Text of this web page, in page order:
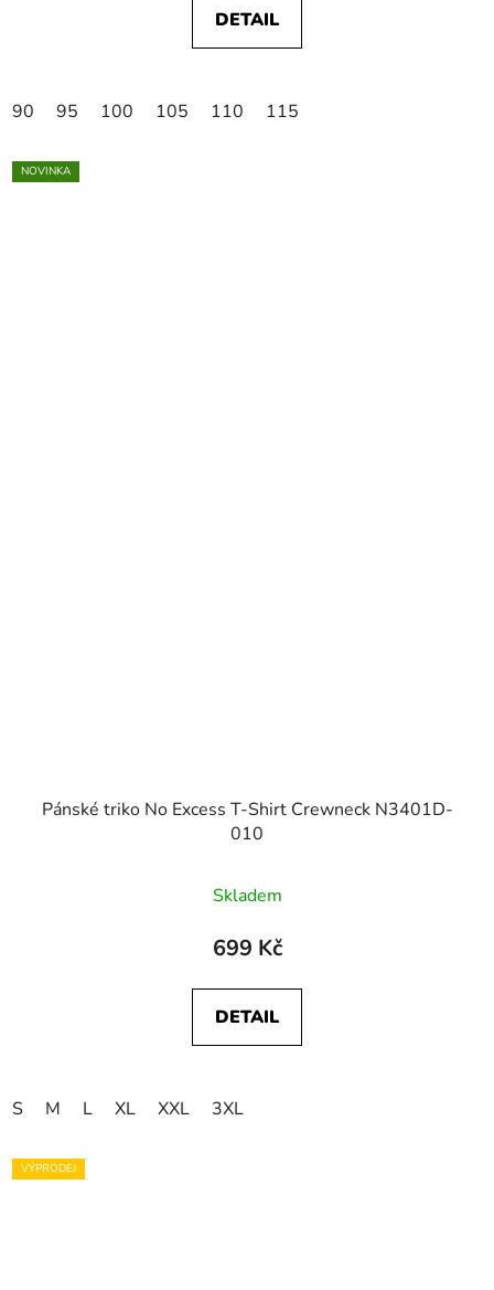
DETAIL
90 95 100 105 110 115
NOVINKA
Pánské triko No Excess T-Shirt Crewneck N3401D-
010
Skladem
699 Kč
DETAIL
S M L XL XXL 3XL
VÝPRODEJ